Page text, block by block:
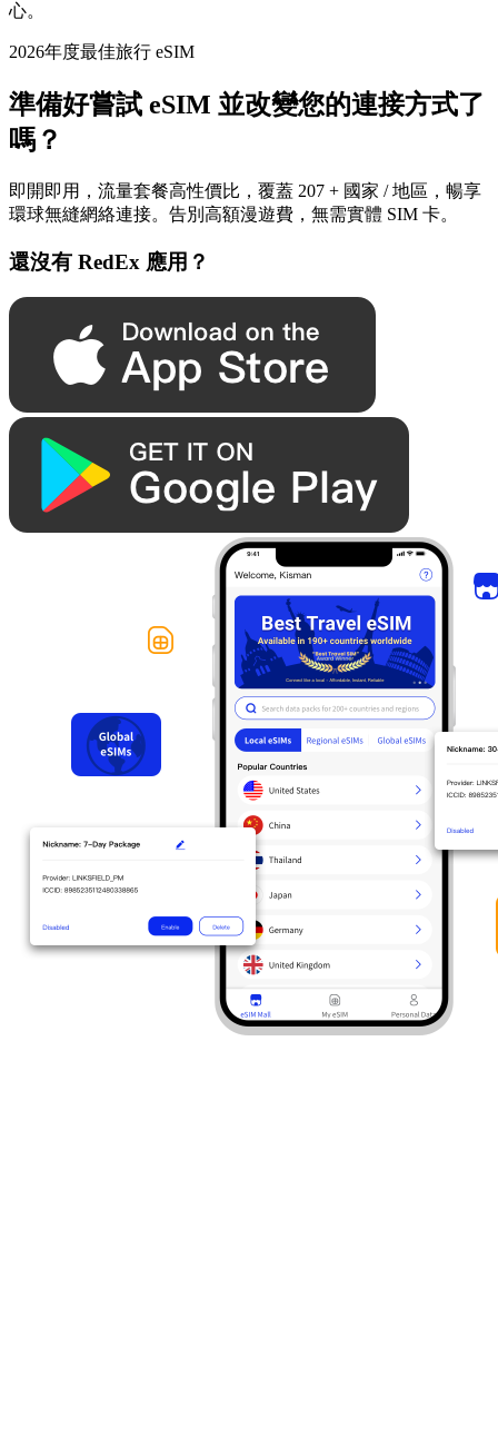
心。
2026年度最佳旅行 eSIM
準備好嘗試 eSIM 並改變您的連接方式了
嗎？
即開即用，流量套餐高性價比，覆蓋 207 + 國家 / 地區，暢享
環球無縫網絡連接。告別高額漫遊費，無需實體 SIM 卡。
還沒有 RedEx 應用？